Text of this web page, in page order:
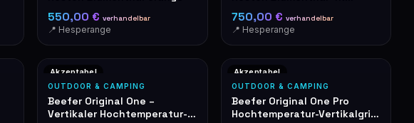
550,00 € verhandelbar
📍 Hesperange
750,00 € verhandelbar
📍 Hesperange
Akzeptabel
OUTDOOR & CAMPING
Beefer Original One –
Vertikaler Hochtemperatur-
Akzeptabel
OUTDOOR & CAMPING
Beefer Original One Pro
Hochtemperatur-Vertikalgrill